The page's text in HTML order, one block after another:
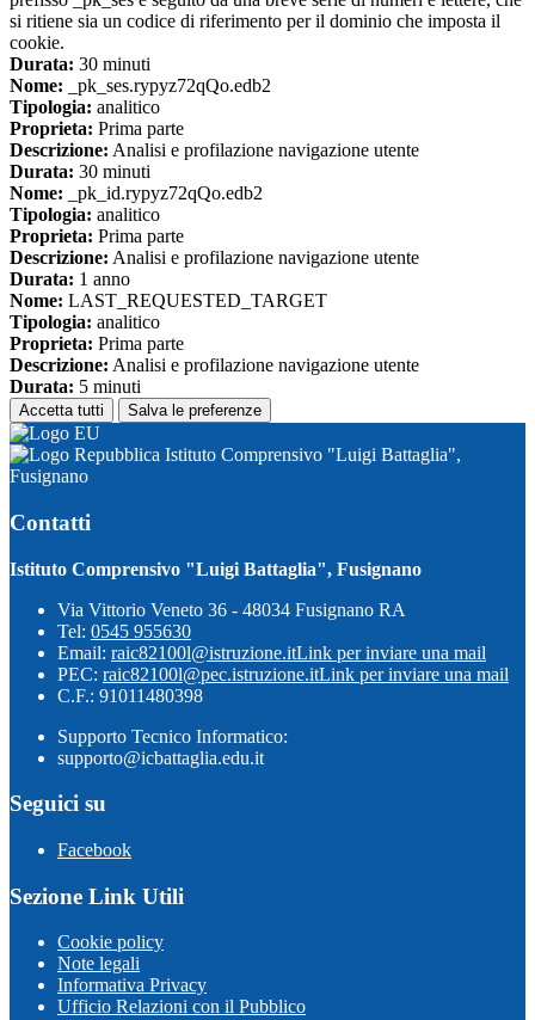
si ritiene sia un codice di riferimento per il dominio che imposta il
cookie.
Durata: 30 minuti
Nome: _pk_ses.rypyz72qQo.edb2
Tipologia: analitico
Proprieta: Prima parte
Descrizione: Analisi e profilazione navigazione utente
Durata: 30 minuti
Nome: _pk_id.rypyz72qQo.edb2
Tipologia: analitico
Proprieta: Prima parte
Descrizione: Analisi e profilazione navigazione utente
Durata: 1 anno
Nome: LAST_REQUESTED_TARGET
Tipologia: analitico
Proprieta: Prima parte
Descrizione: Analisi e profilazione navigazione utente
Durata: 5 minuti
Accetta tutti Salva le preferenze
Istituto Comprensivo "Luigi Battaglia",
Fusignano
Contatti
Istituto Comprensivo "Luigi Battaglia", Fusignano
Via Vittorio Veneto 36 - 48034 Fusignano RA
Tel: 0545 955630
Email: raic82100l@istruzione.itLink per inviare una mail
PEC: raic82100l@pec.istruzione.itLink per inviare una mail
C.F.: 91011480398
Supporto Tecnico Informatico:
supporto@icbattaglia.edu.it
Seguici su
Facebook
Sezione Link Utili
Cookie policy
Note legali
Informativa Privacy
Ufficio Relazioni con il Pubblico